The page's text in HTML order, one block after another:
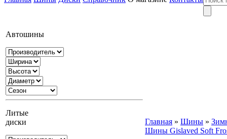
Автошины
Литые
диски
Главная » Шины »
Шины Gislaved Soft